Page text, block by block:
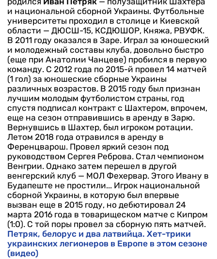
и национальной сборной Украины. Футбольные
университеты проходил в столице и Киевской
области — ДЮСШ-15, КСДЮШОР, Княжа, РВУФК.
В 2011 году оказался в Заре. Играл за юношеский
и молодежный составы клуба, довольно быстро
(еще при Анатолии Чанцеве) пробился в первую
команду. С 2012 года по 2015-й провел 14 матчей
(1 гол) за юношеские сборные Украины
различных возрастов. В 2015 году был признан
лучшим молодым футболистом страны, год
спустя подписал контракт с Шахтером, впрочем,
еще на сезон отправившись в аренду в Зарю.
Вернувшись в Шахтер, был игроком ротации.
Летом 2018 года отравился в аренду в
Ференцварош. Провел яркий сезон под
руководством Сергея Реброва. Стал чемпионом
Венгрии. Однако затем перешел в другой
венгерский клуб — МОЛ Фехервар. Этого Ивану в
Будапеште не простили... Игрок национальной
сборной Украины, в которую был впервые
вызван еще в 2015 году, но дебютировал 24
марта 2016 года в товарищеском матче с Кипром
(1:0). С той поры провел за сборную пять матчей.
Петряк, белорус и два латвийца. Хет-трики
украинских легионеров в Европе в этом сезоне
(видео)